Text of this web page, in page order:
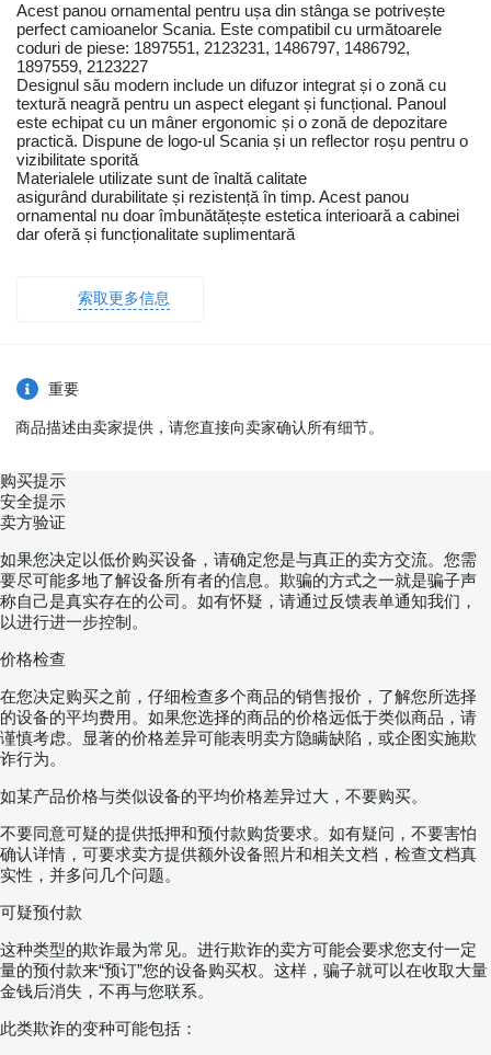
Acest panou ornamental pentru ușa din stânga se potrivește
perfect camioanelor Scania. Este compatibil cu următoarele
coduri de piese: 1897551, 2123231, 1486797, 1486792,
1897559, 2123227
Designul său modern include un difuzor integrat și o zonă cu
textură neagră pentru un aspect elegant și funcțional. Panoul
este echipat cu un mâner ergonomic și o zonă de depozitare
practică. Dispune de logo-ul Scania și un reflector roșu pentru o
vizibilitate sporită
Materialele utilizate sunt de înaltă calitate
asigurând durabilitate și rezistență în timp. Acest panou
ornamental nu doar îmbunătățește estetica interioară a cabinei
dar oferă și funcționalitate suplimentară
索取更多信息
重要
商品描述由卖家提供，请您直接向卖家确认所有细节。
购买提示
安全提示
卖方验证
如果您决定以低价购买设备，请确定您是与真正的卖方交流。您需
要尽可能多地了解设备所有者的信息。欺骗的方式之一就是骗子声
称自己是真实存在的公司。如有怀疑，请通过反馈表单通知我们，
以进行进一步控制。
价格检查
在您决定购买之前，仔细检查多个商品的销售报价，了解您所选择
的设备的平均费用。如果您选择的商品的价格远低于类似商品，请
谨慎考虑。显著的价格差异可能表明卖方隐瞒缺陷，或企图实施欺
诈行为。
如某产品价格与类似设备的平均价格差异过大，不要购买。
不要同意可疑的提供抵押和预付款购货要求。如有疑问，不要害怕
确认详情，可要求卖方提供额外设备照片和相关文档，检查文档真
实性，并多问几个问题。
可疑预付款
这种类型的欺诈最为常见。进行欺诈的卖方可能会要求您支付一定
量的预付款来“预订”您的设备购买权。这样，骗子就可以在收取大量
金钱后消失，不再与您联系。
此类欺诈的变种可能包括：